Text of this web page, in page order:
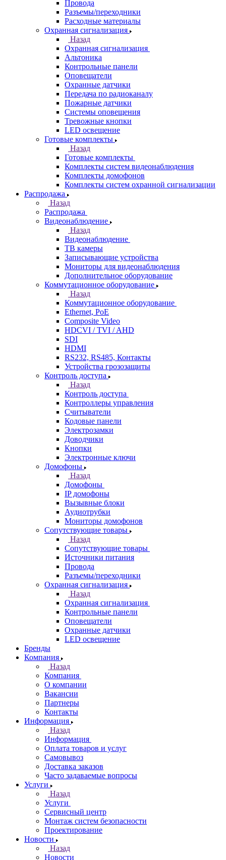
Провода
Разъемы/переходники
Расходные материалы
Охранная сигнализация
Назад
Охранная сигнализация
Альтоника
Контрольные панели
Оповещатели
Охранные датчики
Передача по радиоканалу
Пожарные датчики
Системы оповещения
Тревожные кнопки
LED освещение
Готовые комплекты
Назад
Готовые комплекты
Комплекты систем видеонаблюдения
Комплекты домофонов
Комплекты систем охранной сигнализации
Распродажа
Назад
Распродажа
Видеонаблюдение
Назад
Видеонаблюдение
ТВ камеры
Записывающие устройства
Мониторы для видеонаблюдения
Дополнительное оборудование
Коммутационное оборудование
Назад
Коммутационное оборудование
Ethernet, PoE
Composite Video
HDCVI / TVI / AHD
SDI
HDMI
RS232, RS485, Контакты
Устройства грозозащиты
Контроль доступа
Назад
Контроль доступа
Контроллеры управления
Считыватели
Кодовые панели
Электрозамки
Доводчики
Кнопки
Электронные ключи
Домофоны
Назад
Домофоны
IP домофоны
Вызывные блоки
Аудиотрубки
Мониторы домофонов
Сопутствующие товары
Назад
Сопутствующие товары
Источники питания
Провода
Разъемы/переходники
Охранная сигнализация
Назад
Охранная сигнализация
Контрольные панели
Оповещатели
Охранные датчики
LED освещение
Бренды
Компания
Назад
Компания
О компании
Вакансии
Партнеры
Контакты
Информация
Назад
Информация
Оплата товаров и услуг
Самовывоз
Доставка заказов
Часто задаваемые вопросы
Услуги
Назад
Услуги
Сервисный центр
Монтаж систем безопасности
Проектирование
Новости
Назад
Новости